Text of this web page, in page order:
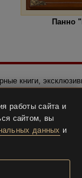
Панно
книги,
работы сайта и
сайтом, вы
данных и